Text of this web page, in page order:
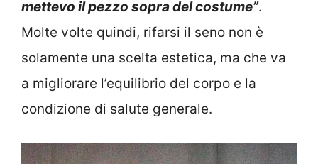
mettevo il pezzo sopra del costume”.
Molte volte quindi, rifarsi il seno non è
solamente una scelta estetica, ma che va
a migliorare l’equilibrio del corpo e la
condizione di salute generale.